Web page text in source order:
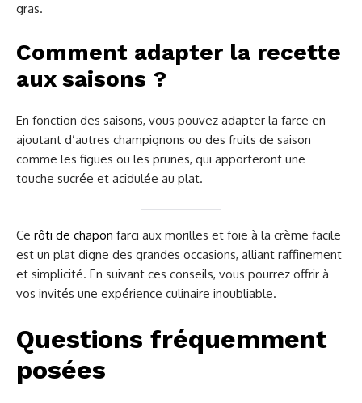
gras.
Comment adapter la recette
aux saisons ?
En fonction des saisons, vous pouvez adapter la farce en
ajoutant d’autres champignons ou des fruits de saison
comme les figues ou les prunes, qui apporteront une
touche sucrée et acidulée au plat.
Ce rôti de chapon farci aux morilles et foie à la crème facile
est un plat digne des grandes occasions, alliant raffinement
et simplicité. En suivant ces conseils, vous pourrez offrir à
vos invités une expérience culinaire inoubliable.
Questions fréquemment
posées